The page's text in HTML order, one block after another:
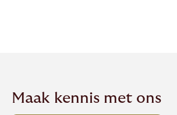
Maak kennis met ons